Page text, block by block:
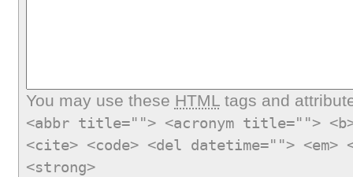
You may use these HTMLtags and
<abbr title=""> <acronym title="">
<cite> <code> <del datetime="">
<strong>